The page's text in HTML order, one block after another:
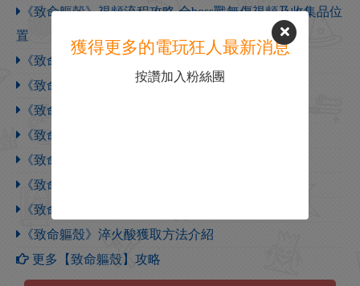
《致命軀殼》視頻流程攻略 全boss戰無傷視頻及收集品位
置
《致命軀殼》弩炮修理工具獲取方法介紹
《致命軀殼》彈反符第二素材獲得方法介紹
《致命軀殼》聖劍第二素材獲取方法介紹
《致命軀殼》部分戰鬥小技巧分享
《致命軀殼》受汙聖露作用介紹
《致命軀殼》新手開荒指南
《致命軀殼》新手開荒建議分享
《致命軀殼》淬火酸獲取方法介紹
更多【致命軀殼】攻略
獲得更多的電玩狂人最新消息
按讚加入粉絲團